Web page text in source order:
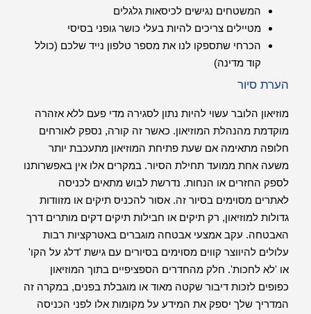
המשטחים נגישים לכיסאות גלגלים
מטיילים צריכים להיות בעלי כושר גופני בסיסי
הכרחי שתספקו לנו את מספר טלפון נייד שלכם (כולל
קוד מדינה)
הערת סיור
מוזיאון הלובר עשוי להיות נתון לסגירה מדי פעם ללא אזהרה
מוקדמת מהנהלת המוזיאון. כאשר זה קורה, נספק לאורחים
חלופה מתאימה אם שעת פתיחת המוזיאון מתעכבת יותר
משעה אחת ממועד תחילת הסיור. במקרים אלו אין באפשרותנו
לספק החזרים או הנחות. נדרשת לבוש מתאים לכניסה
לאתרים מסוימים בסיור זה. אסור להכניס תיקים או מזוודות
גדולות למוזיאון, רק תיקים או חבילות תיקים דקים מותרים דרך
האבטחה. עקב אמצעי אבטחה מוגברים באטרקציות רבות
עלולים להיווצר קווים מסוימים בסיורים עם גישת 'דלג על הקו'
או 'לא לחכות'. חלק מהחדרים הספציפיים בתוך המוזיאון
כפופים לזכות דיבור שקטה מאוד או מוגבלת בפנים, במקרה זה
המדריך שלך יספק את המידע על מקומות אלו לפני הכניסה